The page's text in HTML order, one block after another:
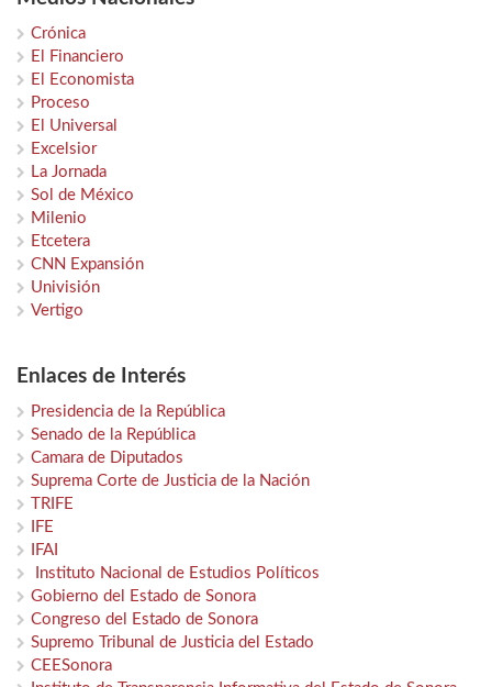
Crónica
El Financiero
El Economista
Proceso
El Universal
Excelsior
La Jornada
Sol de México
Milenio
Etcetera
CNN Expansión
Univisión
Vertigo
Enlaces de Interés
Presidencia de la República
Senado de la República
Camara de Diputados
Suprema Corte de Justicia de la Nación
TRIFE
IFE
IFAI
Instituto Nacional de Estudios Políticos
Gobierno del Estado de Sonora
Congreso del Estado de Sonora
Supremo Tribunal de Justicia del Estado
CEESonora